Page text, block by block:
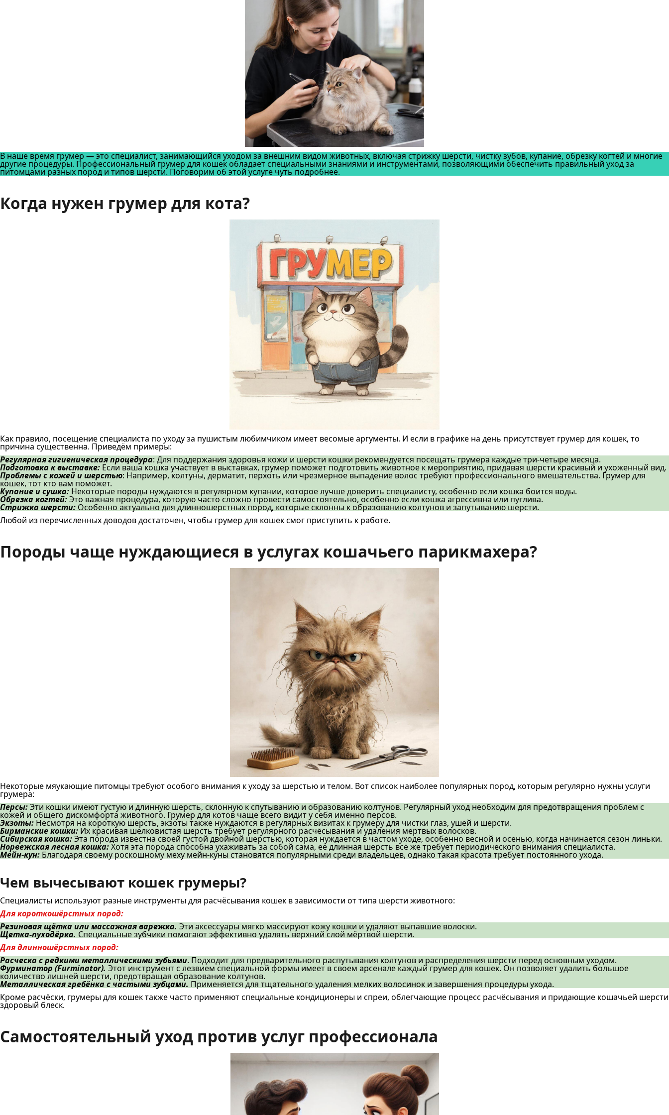
В наше время грумер — это специалист, занимающийся уходом за внешним видом животных, включая стрижку шерсти, чистку зубов, купание, обрезку когтей и многие
другие процедуры. Профессиональный грумер для кошек обладает специальными знаниями и инструментами, позволяющими обеспечить правильный уход за
питомцами разных пород и типов шерсти. Поговорим об этой услуге чуть подробнее.
Когда нужен грумер для кота?
Как правило, посещение специалиста по уходу за пушистым любимчиком имеет весомые аргументы. И если в графике на день присутствует грумер для кошек, то
причина существенна. Приведём примеры:
Регулярная гигиеническая процедура: Для поддержания здоровья кожи и шерсти кошки рекомендуется посещать грумера каждые три-четыре месяца.
Подготовка к выставке: Если ваша кошка участвует в выставках, грумер поможет подготовить животное к мероприятию, придавая шерсти красивый и ухоженный вид.
Проблемы с кожей и шерстью: Например, колтуны, дерматит, перхоть или чрезмерное выпадение волос требуют профессионального вмешательства. Грумер для
кошек, тот кто вам поможет.
Купание и сушка: Некоторые породы нуждаются в регулярном купании, которое лучше доверить специалисту, особенно если кошка боится воды.
Обрезка когтей:Это важная процедура, которую часто сложно провести самостоятельно, особенно если кошка агрессивна или пуглива.
Стрижка шерсти: Особенно актуально для длинношерстных пород, которые склонны к образованию колтунов и запутыванию шерсти.
Любой из перечисленных доводов достаточен, чтобы грумер для кошек смог приступить к работе.
Породы чаще нуждающиеся в услугах кошачьего парикмахера?
Некоторые мяукающие питомцы требуют особого внимания к уходу за шерстью и телом. Вот список наиболее популярных пород, которым регулярно нужны услуги
грумера:
Персы:Эти кошки имеют густую и длинную шерсть, склонную к спутыванию и образованию колтунов. Регулярный уход необходим для предотвращения проблем с
кожей и общего дискомфорта животного. Грумер для котов чаще всего видит у себя именно персов.
Экзоты: Несмотря на короткую шерсть, экзоты также нуждаются в регулярных визитах к грумеру для чистки глаз, ушей и шерсти.
Бирманские кошки: Их красивая шелковистая шерсть требует регулярного расчёсывания и удаления мертвых волосков.
Сибирская кошка:Эта порода известна своей густой двойной шерстью, которая нуждается в частом уходе, особенно весной и осенью, когда начинается сезон линьки.
Норвежская лесная кошка:Хотя эта порода способна ухаживать за собой сама, её длинная шерсть всё же требует периодического внимания специалиста.
Мейн-кун: Благодаря своему роскошному меху мейн-куны становятся популярными среди владельцев, однако такая красота требует постоянного ухода.
Чем вычесывают кошек грумеры?
Специалисты используют разные инструменты для расчёсывания кошек в зависимости от типа шерсти животного:
Для короткошёрстных пород:
Резиновая щётка или массажная варежка. Эти аксессуары мягко массируют кожу кошки и удаляют выпавшие волоски.
Щетка-пуходёрка. Специальные зубчики помогают эффективно удалять верхний слой мёртвой шерсти.
Для длинношёрстных пород:
Расческа с редкими металлическими зубьями. Подходит для предварительного распутывания колтунов и распределения шерсти перед основным уходом.
Фурминатор (Furminator). Этот инструмент с лезвием специальной формы имеет в своем арсенале каждый грумер для кошек. Он позволяет удалить большое
количество лишней шерсти, предотвращая образование колтунов.
Металлическая гребёнка с частыми зубцами. Применяется для тщательного удаления мелких волосинок и завершения процедуры ухода.
Кроме расчёски, грумеры для кошек также часто применяют специальные кондиционеры и спреи, облегчающие процесс расчёсывания и придающие кошачьей шерсти
здоровый блеск.
Самостоятельный уход против услуг профессионала